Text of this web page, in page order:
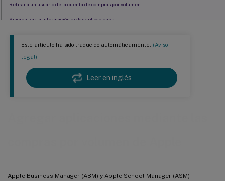
Este artículo ha sido traducido automáticamente. (Aviso
legal)
Leer en inglés
Apple Business Manager (ABM) y Apple School Manager (ASM)
Retirar a un usuario de la cuenta de compras por volumen
Sincronizar la información de las aplicaciones
Comprobar si hay actualizaciones para las aplicaciones
Renovar el token de contenidos de su cuenta de compras por volumen